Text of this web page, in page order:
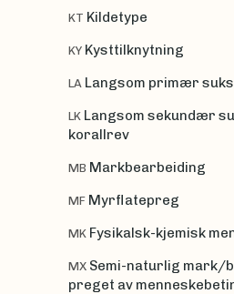
KT Kildetype
KY Kysttilknytning
LA Langsom primær
LK Langsom sekundær
korallrev
MB Markbearbeiding
MF Myrflatepreg
MK Fysikalsk-kjemisk
MX Semi-naturlig mark/
preget av